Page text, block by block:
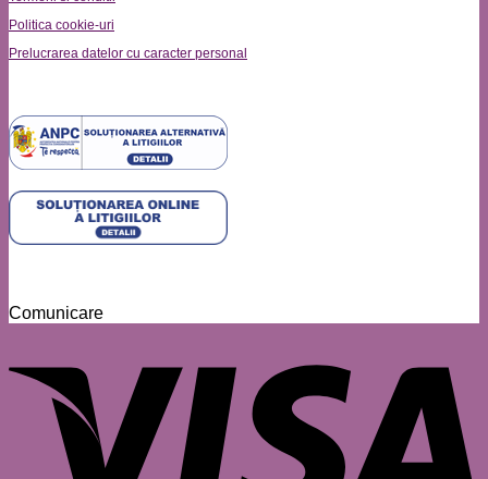
Politica cookie-uri
Prelucrarea datelor cu caracter personal
Comunicare